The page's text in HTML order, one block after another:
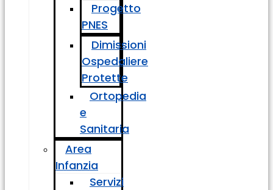
Progetto
PNES
Dimissioni
Ospedaliere
Protette
Ortopedia
e
Sanitaria
Area
Infanzia
Servizi